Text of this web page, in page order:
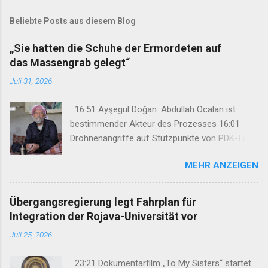
Beliebte Posts aus diesem Blog
„Sie hatten die Schuhe der Ermordeten auf
das Massengrab gelegt“
Juli 31, 2026
16:51 Ayşegül Doğan: Abdullah Öcalan ist
bestimmender Akteur des Prozesses 16:01
Drohnenangriffe auf Stützpunkte von PDK-I und
nicht vergessen und werden es niemals
vergessen lassen“ 15:18 „Sie hatten die Schuhe
der Ermordeten auf das Massengrab gelegt“
12:47 34. Kurdisches Kulturfestival setzt auf
neues Konzept 08:45 Hasan Basri Fırat unter
MEHR ANZEIGEN
Übergangsregierung legt Fahrplan für
Integration der Rojava-Universität vor
Juli 25, 2026
23:21 Dokumentarfilm „To My Sisters“ startet